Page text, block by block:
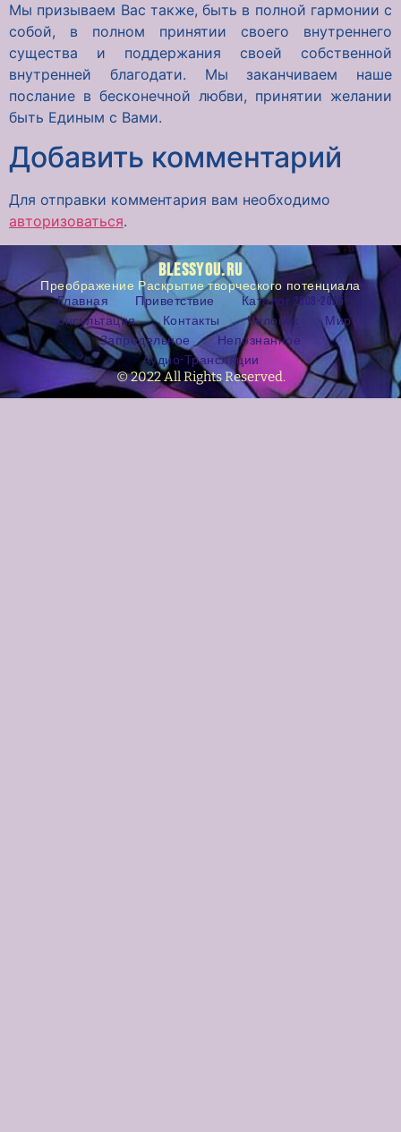
Мы призываем Вас также, быть в полной гармонии с
собой, в полном принятии своего внутреннего
существа и поддержания своей собственной
внутренней благодати. Мы заканчиваем наше
послание в бесконечной любви, принятии желании
быть Единым с Вами.
Добавить комментарий
Для отправки комментария вам необходимо
авторизоваться.
BLESSYOU.RU
Преображение Раскрытие творческого потенциала
Главная
Приветствие
Каталог 2008-2025
Консультация
Контакты Человек
Мир
Запредельное
Непознанное
Аудио-Трансляции
© 2022 All Rights Reserved.